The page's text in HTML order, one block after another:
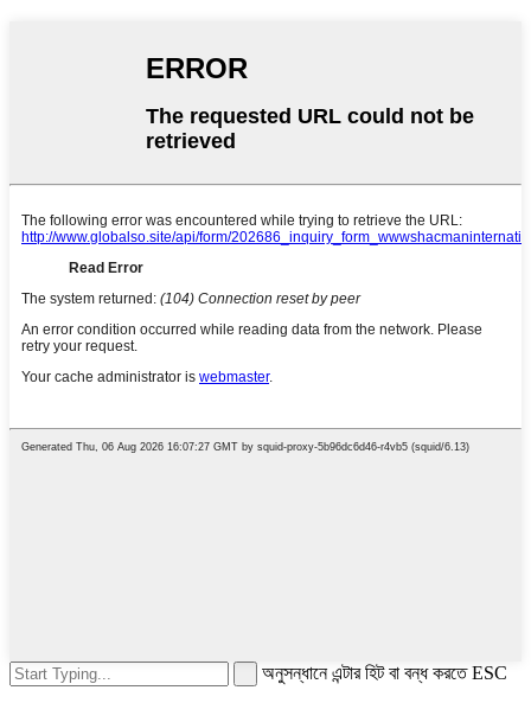
অনুসন্ধানে এন্টার হিট বা বন্ধ করতে ESC